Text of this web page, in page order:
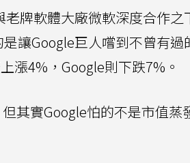
老牌軟體大廠微軟深度合作之
讓Google巨人嚐到不曾有過
漲4%，Google則下跌7%。
其實Google怕的不是市值蒸